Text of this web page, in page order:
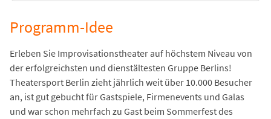
Programm-Idee
Erleben Sie Improvisationstheater auf höchstem Niveau von
der erfolgreichsten und dienstältesten Gruppe Berlins!
Theatersport Berlin zieht jährlich weit über 10.000 Besucher
an, ist gut gebucht für Gastspiele, Firmenevents und Galas
und war schon mehrfach zu Gast beim Sommerfest des